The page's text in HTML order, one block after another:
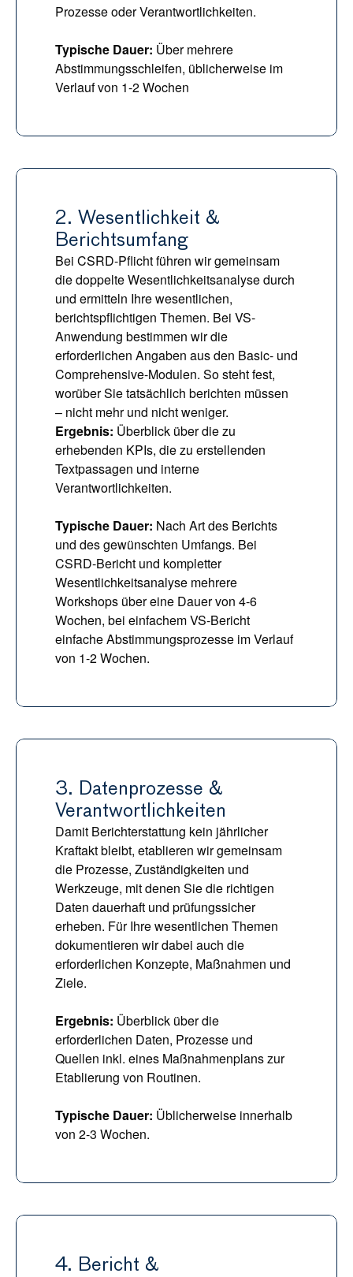
Prozesse oder Verantwortlichkeiten.
Typische Dauer: Über mehrere
Abstimmungsschleifen, üblicherweise im
Verlauf von 1-2 Wochen
2. Wesentlichkeit &
Berichtsumfang
Bei CSRD-Pflicht führen wir gemeinsam
die doppelte Wesentlichkeitsanalyse durch
und ermitteln Ihre wesentlichen,
berichtspflichtigen Themen. Bei VS-
Anwendung bestimmen wir die
erforderlichen Angaben aus den Basic- und
Comprehensive-Modulen. So steht fest,
worüber Sie tatsächlich berichten müssen
– nicht mehr und nicht weniger.
Ergebnis: Überblick über die zu
erhebenden KPIs, die zu erstellenden
Textpassagen und interne
Verantwortlichkeiten.
Typische Dauer: Nach Art des Berichts
und des gewünschten Umfangs. Bei
CSRD-Bericht und kompletter
Wesentlichkeitsanalyse mehrere
Workshops über eine Dauer von 4-6
Wochen, bei einfachem VS-Bericht
einfache Abstimmungsprozesse im Verlauf
von 1-2 Wochen.
3. Datenprozesse &
Verantwortlichkeiten
Damit Berichterstattung kein jährlicher
Kraftakt bleibt, etablieren wir gemeinsam
die Prozesse, Zuständigkeiten und
Werkzeuge, mit denen Sie die richtigen
Daten dauerhaft und prüfungssicher
erheben. Für Ihre wesentlichen Themen
dokumentieren wir dabei auch die
erforderlichen Konzepte, Maßnahmen und
Ziele.
Ergebnis: Überblick über die
erforderlichen Daten, Prozesse und
Quellen inkl. eines Maßnahmenplans zur
Etablierung von Routinen.
Typische Dauer: Üblicherweise innerhalb
von 2-3 Wochen.
4. Bericht &